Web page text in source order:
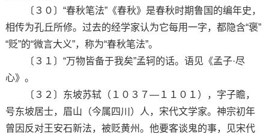
〔３０〕“春秋笔法”《春秋》是春秋时期鲁国的编年史，
相传为孔丘所修。过去的经学家认为它每用一字，都隐含“褒”
“贬”的“微言大义”，称为“春秋笔法”。
〔３１〕“万物皆备于我矣”孟轲的话。语见《孟子·尽
心》。
〔３２〕东坡苏轼（１０３７—１１０１），字子瞻，
号东坡居士，眉山（今属四川）人，宋代文学家。神宗初年
曾因反对王安石新法，被贬黄州。他要客谈鬼的事，见宋代